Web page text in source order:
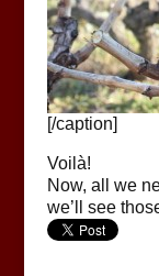
[/caption]
Voilà!
Now, all we
we’ll see